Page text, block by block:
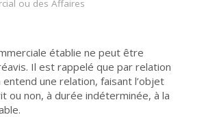
ou des Affaires
établie ne peut être
Il est rappelé que par relation
une relation, faisant l’objet
ou non, à durée indéterminée, à la